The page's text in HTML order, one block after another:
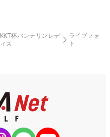
KKT杯バンテリンレデ
ィス
ライブフォ
ト